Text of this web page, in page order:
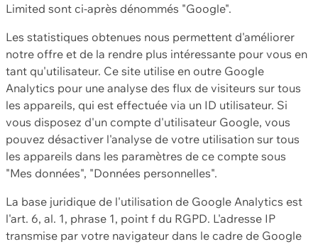
Limited sont ci-après dénommés "Google".
Les statistiques obtenues nous permettent d'améliorer
notre offre et de la rendre plus intéressante pour vous en
tant qu'utilisateur. Ce site utilise en outre Google
Analytics pour une analyse des flux de visiteurs sur tous
les appareils, qui est effectuée via un ID utilisateur. Si
vous disposez d'un compte d'utilisateur Google, vous
pouvez désactiver l'analyse de votre utilisation sur tous
les appareils dans les paramètres de ce compte sous
"Mes données", "Données personnelles".
La base juridique de l'utilisation de Google Analytics est
l'art. 6, al. 1, phrase 1, point f du RGPD. L'adresse IP
transmise par votre navigateur dans le cadre de Google